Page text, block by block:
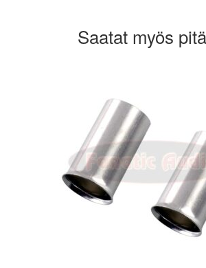
Saatat myös